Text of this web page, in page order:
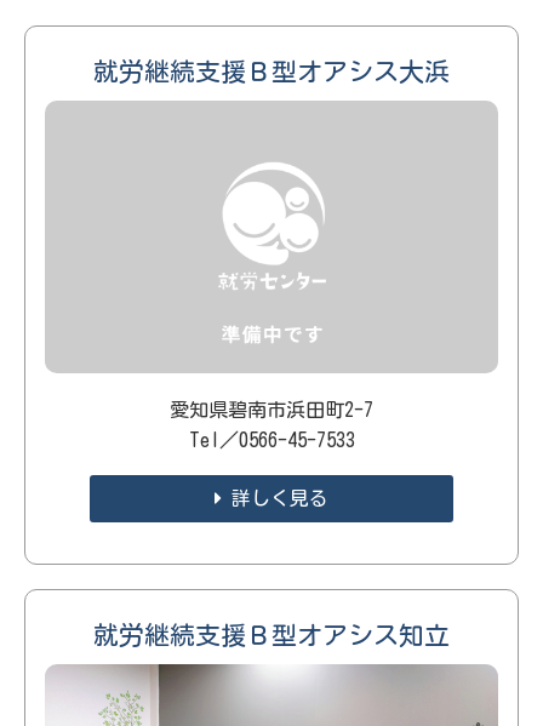
就労継続支援Ｂ型オアシス大浜
愛知県碧南市浜田町2-7
Tel／0566-45-7533
詳しく見る
就労継続支援Ｂ型オアシス知立